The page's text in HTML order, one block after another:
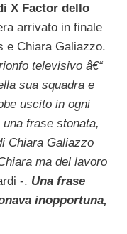
X Factor dello
arrivato in finale
e Chiara Galiazzo.
televisivo â€“
sua squadra e
uscito in ogni
frase stonata,
Chiara Galiazzo
ma del lavoro
-. Una frase
inopportuna,